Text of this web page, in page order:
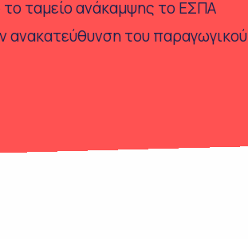
ταμείο ανάκαμψης το ΕΣΠΑ
ανακατεύθυνση του παραγωγικού